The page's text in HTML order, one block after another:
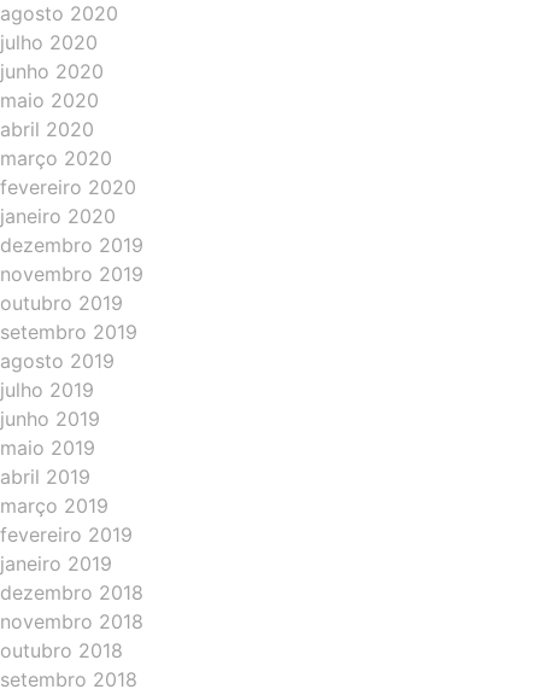
agosto 2020
julho 2020
junho 2020
maio 2020
abril 2020
março 2020
fevereiro 2020
janeiro 2020
dezembro 2019
novembro 2019
outubro 2019
setembro 2019
agosto 2019
julho 2019
junho 2019
maio 2019
abril 2019
março 2019
fevereiro 2019
janeiro 2019
dezembro 2018
novembro 2018
outubro 2018
setembro 2018